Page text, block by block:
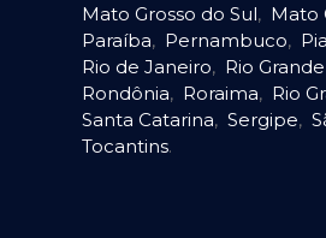
Mato Grosso do Sul, Mato
Paraíba, Pernambuco,
Rio de Janeiro, Rio
Rondônia, Roraima, Rio
Santa Catarina, Sergipe,
Tocantins.